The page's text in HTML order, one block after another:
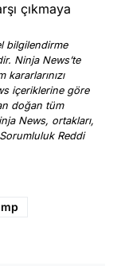
çıkmaya
bilgilendirme
Ninja News’te
içeriklerine göre
doğan tüm
News, ortakları,
Reddi